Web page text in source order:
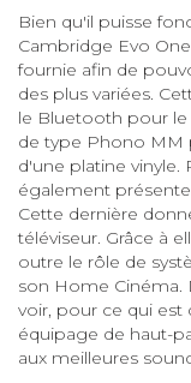
Bien qu'il puisse
Cambridge Evo
fournie afin de
des plus variées.
le Bluetooth pour le
de type Phono MM
d'une platine vinyle.
également
Cette dernière
téléviseur. Grâce à
outre le rôle de
son Home Cinéma.
voir, pour ce qui est
équipage de haut-
aux meilleures